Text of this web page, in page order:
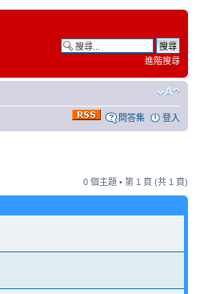
進階搜尋
問答集 登入
0 個主題 • 第 1 頁 (共 1 頁)